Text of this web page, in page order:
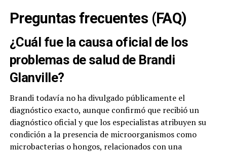
Preguntas frecuentes (FAQ)
¿Cuál fue la causa oficial de los
problemas de salud de Brandi
Glanville?
Brandi todavía no ha divulgado públicamente el
diagnóstico exacto, aunque confirmó que recibió un
diagnóstico oficial y que los especialistas atribuyen su
condición a la presencia de microorganismos como
microbacterias o hongos, relacionados con una